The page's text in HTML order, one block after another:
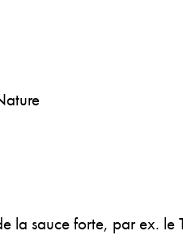
la sauce forte, par ex. le